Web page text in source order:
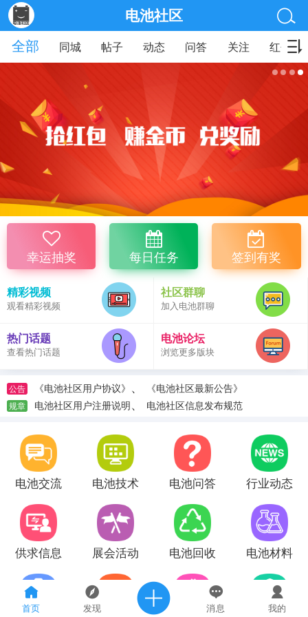
首页 发现 消息 我的
电池社区
全部
同城 帖子 动态 问答 关注 红包
幸运抽奖 每日任务 签到有奖
精彩视频
观看精彩视频
社区群聊
加入电池群聊
热门话题
查看热门话题
电池论坛
浏览更多版块
公告 《电池社区用户协议》 、 《电池社区最新公告》
规章 电池社区用户注册说明、 电池社区信息发布规范
电池交流 电池技术 电池问答 行业动态
供求信息 展会活动 电池回收 电池材料